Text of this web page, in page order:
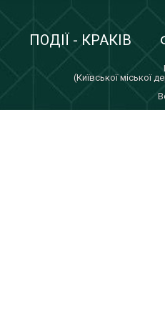
ПОДІЇ - КРАКІВ
(Київської міської